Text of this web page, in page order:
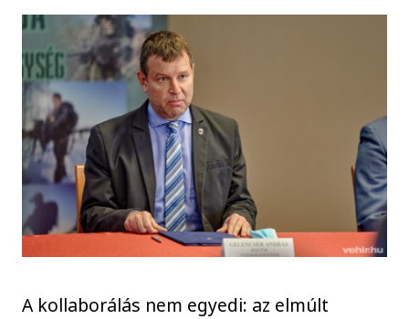
A kollaborálás nem egyedi: az elmúlt